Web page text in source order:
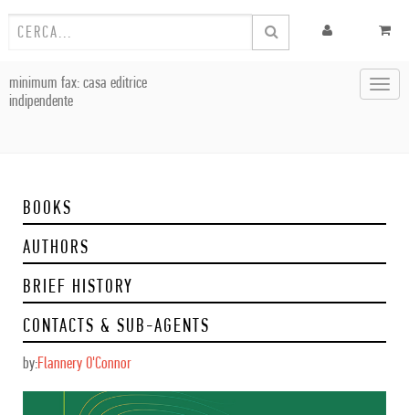
minimum fax: casa editrice
indipendente
BOOKS
AUTHORS
BRIEF HISTORY
CONTACTS & SUB-AGENTS
by:Flannery O'Connor